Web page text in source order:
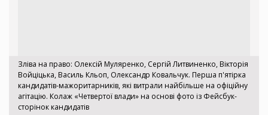
Зліва на право: Олексій Муляренко, Сергій Литвиненко, Вікторія
Войціцька, Василь Кльоп, Олександр Ковальчук. Перша п'ятірка
кандидатів-мажоритарників, які витрали найбільше на офіційну
агітацію. Колаж «Четвертої влади» на основі фото із Фейсбук-
сторінок кандидатів